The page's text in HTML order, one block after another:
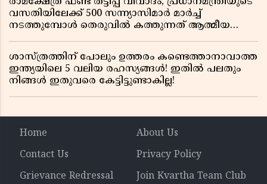
വസതിയിലേക്ക് 500 സന്ന്യാസിമാർ മാർച്ച്
നടത്തുമ്പോൾ തെരുവിൽ കത്തുന്നത് ആത്മീയ
ശാസ്ത്രത്തിന് പോലും ഉത്തരം കണ്ടെത്താനാവാത്ത
ഇന്ത്യയിലെ 5 വലിയ രഹസ്യങ്ങൾ! ഇതിൽ പലതും
നിങ്ങൾ ഇതുവരെ കേട്ടിട്ടുണ്ടാകില്ല!
Home
About Us
Contact Us
Privacy Policy
Grievance Redressal
Join Kvartha Team Club